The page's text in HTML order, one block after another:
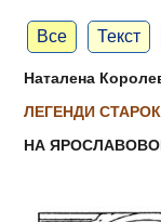
Все Текст
Наталена
ЛЕГЕНДИ
НА